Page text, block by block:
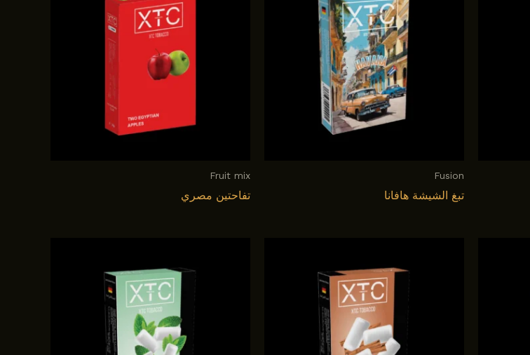
Fusion
تبغ الشيشة هافانا
Fruit mix
تفاحتين مصري